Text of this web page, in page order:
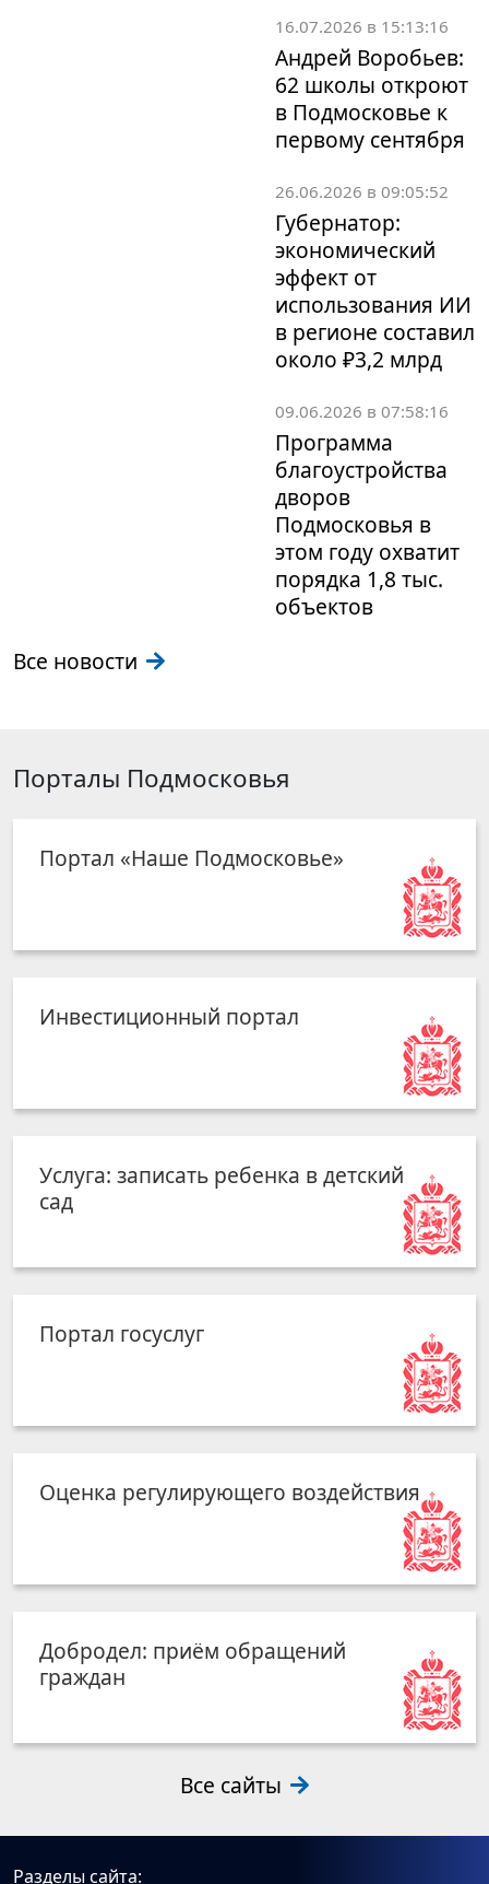
16.07.2026 в 15:13:16
Андрей Воробьев:
62 школы откроют
в Подмосковье к
первому сентября
26.06.2026 в 09:05:52
Губернатор:
экономический
эффект от
использования ИИ
в регионе составил
около ₽3,2 млрд
09.06.2026 в 07:58:16
Программа
благоустройства
дворов
Подмосковья в
этом году охватит
порядка 1,8 тыс.
объектов
Все новости
Порталы Подмосковья
Портал «Наше Подмосковье»
Инвестиционный портал
Услуга: записать ребенка в детский
сад
Портал госуслуг
Оценка регулирующего воздействия
Добродел: приём обращений
граждан
Все сайты
Разделы сайта: